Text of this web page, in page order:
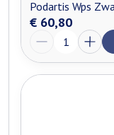
Podartis Wps
€ 60,80